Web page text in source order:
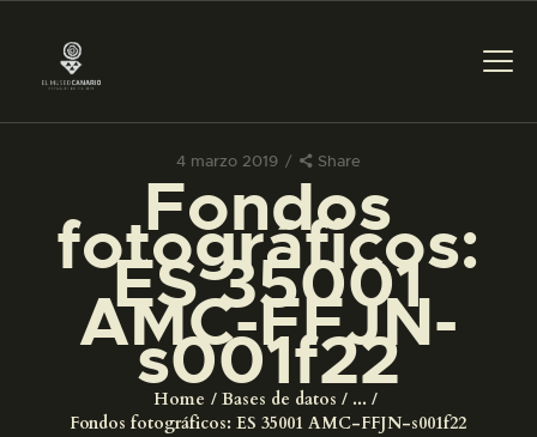
4 marzo 2019 Share
Fondos
fotográficos:
ES 35001
AMC-FFJN-
s001f22
Home Bases de datos
...
Fondos fotográficos: ES 35001 AMC-FFJN-s001f22
PREPARAR LA VISITA
ACTIVIDADES
█
EL MUSEO